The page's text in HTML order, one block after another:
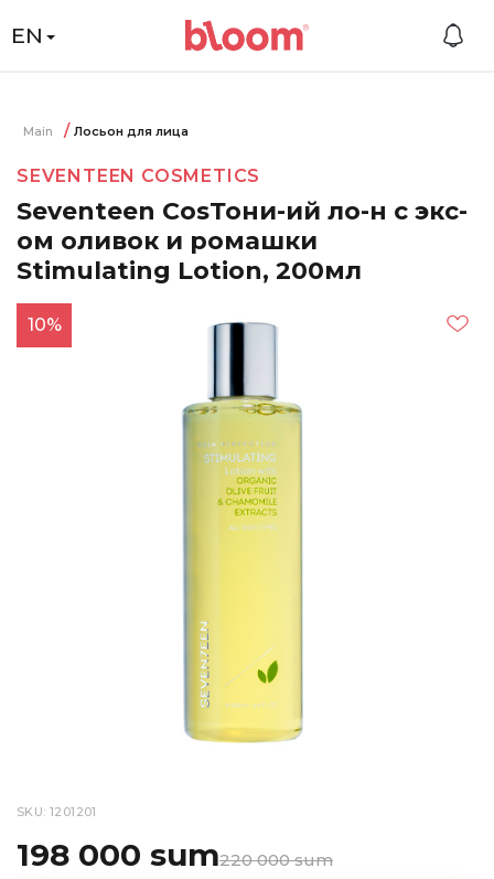
EN
Main Лосьон для лица
SEVENTEEN COSMETICS
Seventeen CosТони-ий ло-н с экс-
ом оливок и ромашки
Stimulating Lotion, 200мл
10%
SKU: 1201201
198 000 sum220 000 sum